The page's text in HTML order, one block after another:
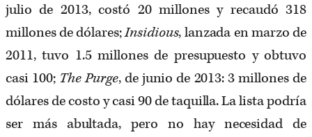
julio de 2013, costó 20 millones y recaudó 318
millones de dólares;Insidious, lanzada en marzo de
2011, tuvo 1.5 millones de presupuesto y obtuvo
casi 100; The Purge, de junio de 2013: 3 millones de
dólares de costo y casi 90 de taquilla. La lista podría
ser más abultada, pero no hay necesidad de